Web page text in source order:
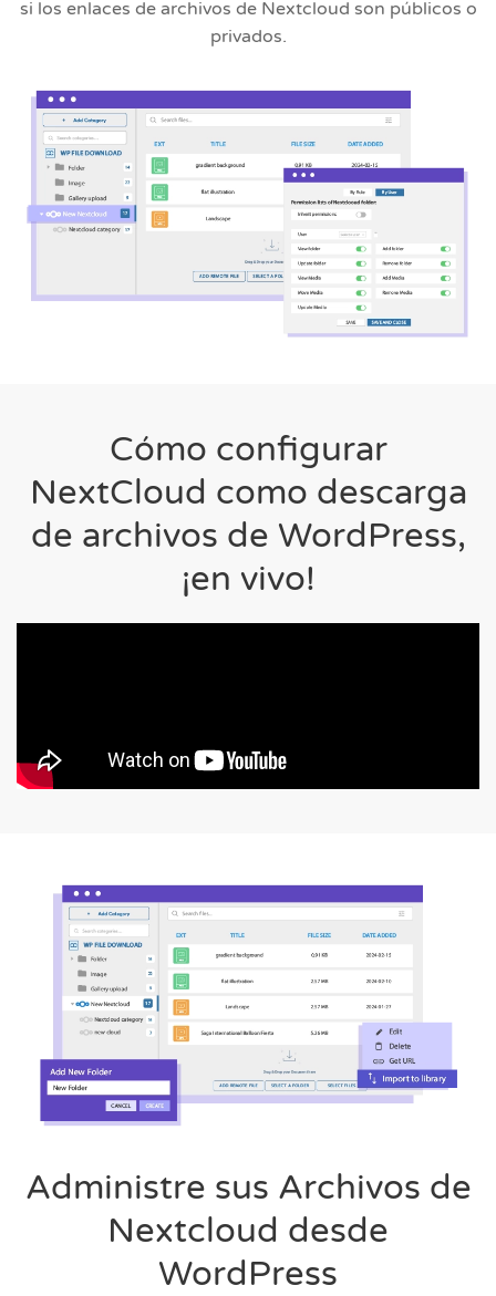
si los enlaces de archivos de Nextcloud son públicos o
privados.
Cómo configurar
NextCloud como descarga
de archivos de WordPress,
¡en vivo!
Administre sus Archivos de
Nextcloud desde
WordPress